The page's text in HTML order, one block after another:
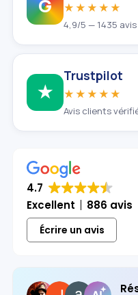
G ★★★★★
4,9/5 — 1435 avis
★
Trustpilot
★★★★★
Avis clients
4.7
Excellent
886 avis
Écrire un avis